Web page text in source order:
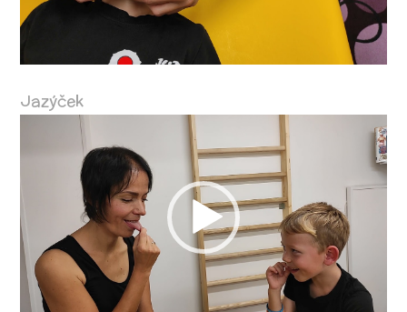
Jazýček
přehrávač